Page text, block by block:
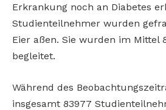
Erkrankung noch an Diabetes
Studienteilnehmer wurden
Eier aßen. Sie wurden im Mittel
begleitet.
Während des
insgesamt 83977